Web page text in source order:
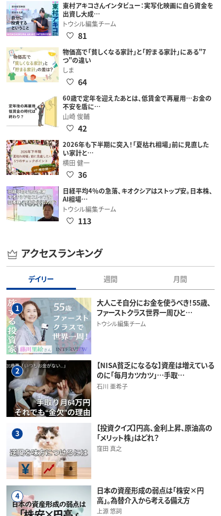
東村アキコさんインタビュー：実写化映画に自ら資金を
出資し大成…
トウシル編集チーム
81
物価高で「貧しくなる家計」と「貯まる家計」にある"7
つ"の違い
しま
64
60歳で定年を迎えたあとは、低賃金で再雇用…お金の
不安を盾に…
山崎 俊輔
42
2026年も下半期に突入！「夏枯れ相場」前に見直した
い家計と…
横田 健一
36
日経平均4％の急落、キオクシアはストップ安。日本株、
AI相場…
トウシル編集チーム
113
アクセスランキング
デイリー 週間 月間
1
大人こそ自分にお金を使うべき！55歳、
ファーストクラス世界一周ひと…
トウシル編集チーム
2
【NISA貧乏になるな】資産は増えている
のに「毎月カツカツ」…手取…
石川 亜希子
3
【投資クイズ】円高、金利上昇、原油高の
「メリット株」はどれ？
窪田 真之
4
日本の資産形成の弱点は「株安×円
高」。為替介入から考える備え方
上源 悠詞